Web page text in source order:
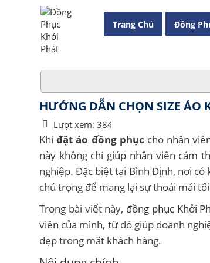
Trang Chủ Đồng
HƯỚNG DẪN CHỌN SIZE
Lượt xem: 384
Khiđặt áo đồng phục cho nhân
này không chỉ giúp nhân viên cảm
nghiệp. Đặc biệt tại Bình Định, nơi có
chú trọng để mang lại sự thoải mái
Trong bài viết này, đồng phục Khởi
viên của mình, từ đó giúp doanh
đẹp trong mắt khách hàng.